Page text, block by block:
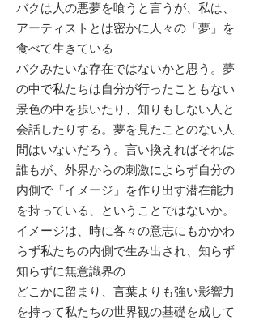
バクは人の悪夢を喰うと言うが、私は、
アーティストとは密かに人々の「夢」を
食べて生きている
バクみたいな存在ではないかと思う。夢
の中で私たちは自分が行ったこともない
景色の中を歩いたり、知りもしない人と
会話したりする。夢を見たことのない人
間はいないだろう。言い換えればそれは
誰もが、外界からの刺激によらず自分の
内側で「イメージ」を作り出す潜在能力
を持っている、ということではないか。
イメージは、時に各々の意志にもかかわ
らず私たちの内側で生み出され、知らず
知らずに無意識界の
どこかに留まり、言葉よりも強い影響力
を持って私たちの世界観の基礎を成して